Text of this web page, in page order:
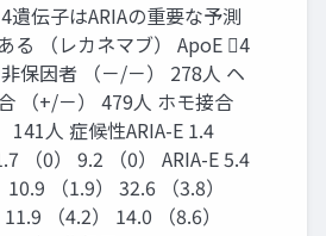
遺伝子はARIAの重要な予測
る （レカネマブ） ApoE 4
保因者 （－/－） 278人 ヘ
（+/－） 479人 ホモ接合
141人 症候性ARIA-E 1.4
（0） 9.2 （0） ARIA-E 5.4
10.9 （1.9） 32.6 （3.8）
（4.2） 14.0 （8.6）